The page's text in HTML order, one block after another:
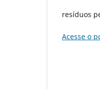
resíduos
Acesse o